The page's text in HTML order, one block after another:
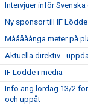
Intervjuer inför Svenska
Ny sponsor till IF
Mååååånga meter på
Aktuella direktiv -
IF Lödde i media
Info ang lördag 13/2
och uppåt